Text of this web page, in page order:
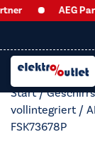
AEG Partner
Start/
vollintegriert/
FSK73678P